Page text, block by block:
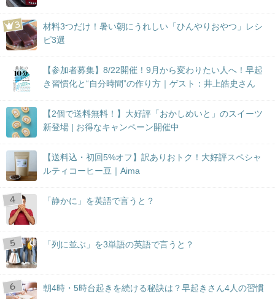
材料3つだけ！暑い朝にうれしい「ひんやりおやつ」レシ
ピ3選
【参加者募集】8/22開催！9月から変わりたい人へ！早起
き習慣化と“自分時間”の作り方｜ゲスト：井上皓史さん
【2個で送料無料！】大好評「おかしめいと」のスイーツ
新登場 | お得なキャンペーン開催中
【送料込・初回5%オフ】訳ありおトク！大好評スペシャ
ルティコーヒー豆｜Aima
「静かに」を英語で言うと？
「列に並ぶ」を3単語の英語で言うと？
朝4時・5時台起きを続ける秘訣は？早起きさん4人の習慣